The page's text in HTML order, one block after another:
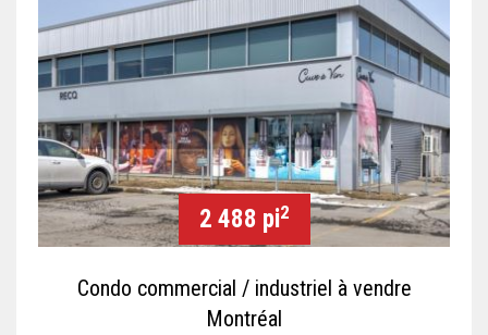
2 488 pi2
Condo commercial / industriel à vendre
Montréal